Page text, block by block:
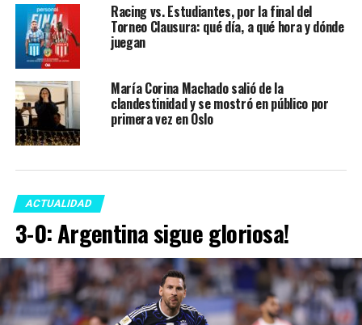
Racing vs. Estudiantes, por la final del
Torneo Clausura: qué día, a qué hora y dónde
juegan
María Corina Machado salió de la
clandestinidad y se mostró en público por
primera vez en Oslo
ACTUALIDAD
3-0: Argentina sigue gloriosa!